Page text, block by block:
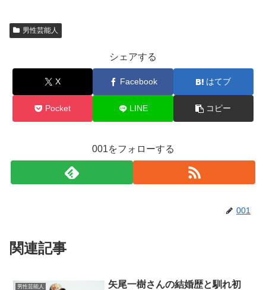
男性芸能人
シェアする
X Facebook はてブ
Pocket LINE コピー
001をフォローする
001
関連記事
男性芸能人
矢尾一樹さんの結婚歴と馴れ初